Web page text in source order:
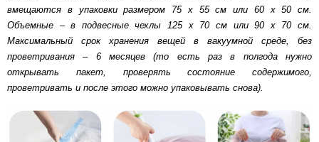
вмещаются в упаковки размером 75 х 55 см или 60 х 50 см.
Объемные – в подвесные чехлы 125 х 70 см или 90 х 70 см.
Максимальный срок хранения вещей в вакуумной среде, без
проветривания – 6 месяцев (то есть раз в полгода нужно
открывать пакет, проверять состояние содержимого,
проветривать и после этого можно упаковывать снова).